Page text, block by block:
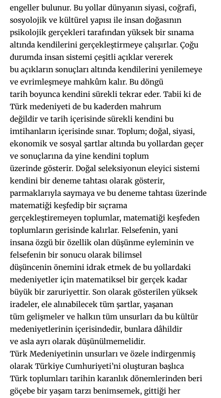
engeller bulunur. Bu yollar dünyanın siyasi, coğrafi,
sosyolojik ve kültürel yapısı ile insan doğasının
psikolojik gerçekleri tarafından yüksek bir sınama
altında kendilerini gerçekleştirmeye çalışırlar. Çoğu
durumda insan sistemi çeşitli açıklar vererek
bu açıkların sonuçları altında kendilerini yenilemeye
ve evrimleşmeye mahkûm kalır. Bu döngü
tarih boyunca kendini sürekli tekrar eder. Tabii ki de
Türk medeniyeti de bu kaderden mahrum
değildir ve tarih içerisinde sürekli kendini bu
imtihanların içerisinde sınar. Toplum; doğal, siyasi,
ekonomik ve sosyal şartlar altında bu yollardan geçer
ve sonuçlarına da yine kendini toplum
üzerinde gösterir. Doğal seleksiyonun eleyici sistemi
kendini bir deneme tahtası olarak gösterir,
parmaklarıyla saymaya ve bu deneme tahtası üzerinde
matematiği keşfedip bir sıçrama
gerçekleştiremeyen toplumlar, matematiği keşfeden
toplumların gerisinde kalırlar. Felsefenin, yani
insana özgü bir özellik olan düşünme eyleminin ve
felsefenin bir sonucu olarak bilimsel
düşüncenin önemini idrak etmek de bu yollardaki
medeniyetler için matematiksel bir gerçek kadar
büyük bir zaruriyettir. Son olarak gösterilen yüksek
iradeler, ele alınabilecek tüm şartlar, yaşanan
tüm gelişmeler ve halkın tüm unsurları da bu kültür
medeniyetlerinin içerisindedir, bunlara dâhildir
ve asla ayrı olarak düşünülmemelidir.
Türk Medeniyetinin unsurları ve özele indirgenmiş
olarak Türkiye Cumhuriyeti’ni oluşturan başlıca
Türk toplumları tarihin karanlık dönemlerinden beri
göçebe bir yaşam tarzı benimsemek, gittiği her